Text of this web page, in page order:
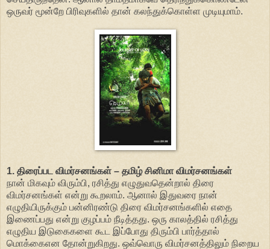
ஒருவர் மூன்றே பிரிவுகளில் தான் கலந்துக்கொள்ள முடியுமாம்.
1. திரைப்பட விமர்சனங்கள் – தமிழ் சினிமா விமர்சனங்கள்
நான் மிகவும் விரும்பி, ரசித்து எழுதுவதென்றால் திரை
விமர்சனங்கள் என்று கூறலாம். ஆனால் இதுவரை நான்
எழுதியிருக்கும் பன்னிரண்டு திரை விமர்சனங்களில் எதை
இணைப்பது என்று குழப்பம் நீடித்தது. ஒரு காலத்தில் ரசித்து
எழுதிய இடுகைகளை கூட இப்போது திரும்பி பார்த்தால்
மொக்கைஎன தோன்றுகிறது. ஒவ்வொரு விமர்சனத்திலும் நிறைய